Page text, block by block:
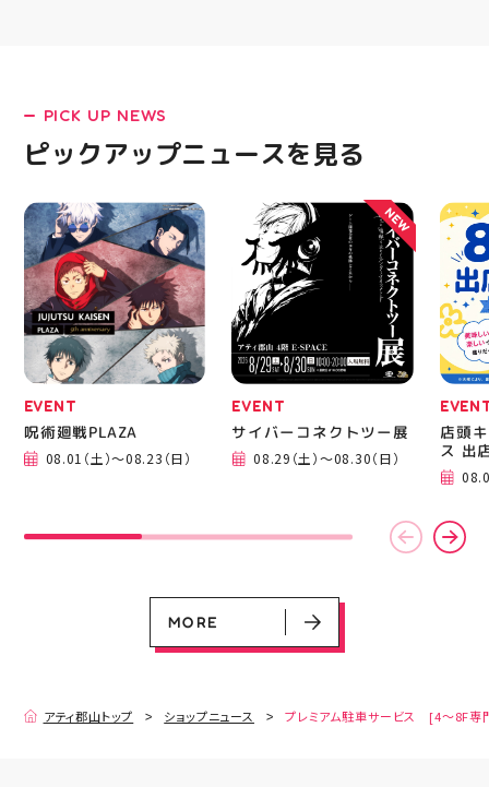
LATEST!
レンダー
評営業中！
車サービス
専門店対象]
MORE
PICK UP NEWS
ピックアップニュースを見る
EVENT
呪術廻戦PLAZA
08.01（土）～08.23（日）
EVENT
サイバーコネクトツー展
08.29（土）～08.30（日）
NEW
店頭
ス 出
MORE
アティ郡山トップ ショップニュース プレミアム駐車サービス [4～8F専